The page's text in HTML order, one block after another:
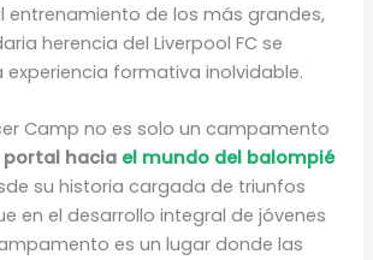
entrenamiento de los más grandes,
herencia del Liverpool FC se
experiencia formativa inolvidable.
Camp no es solo un campamento
portal hacia el mundo del balompié
su historia cargada de triunfos
en el desarrollo integral de jóvenes
es un lugar donde las